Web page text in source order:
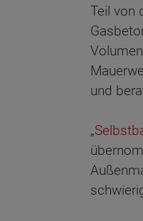
Teil von
und
„